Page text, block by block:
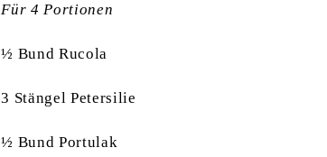
Für 4 Portionen
½ Bund Rucola
3 Stängel Petersilie
½ Bund Portulak